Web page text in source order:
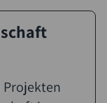
Projekten